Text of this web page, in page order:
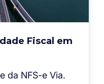
Fiscal em
da NFS-e Via.